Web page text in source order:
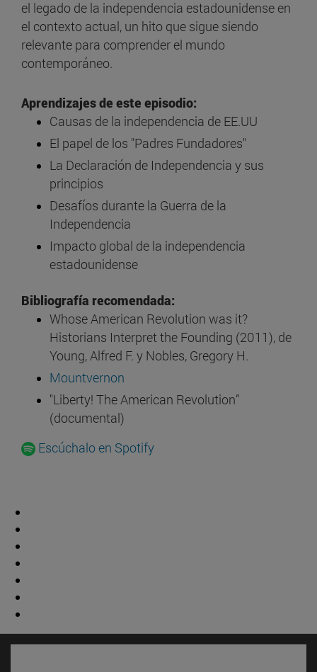
el legado de la independencia estadounidense en
el contexto actual, un hito que sigue siendo
relevante para comprender el mundo
contemporáneo.
Aprendizajes de este episodio:
Causas de la independencia de EE.UU
El papel de los "Padres Fundadores"
La Declaración de Independencia y sus
principios
Desafíos durante la Guerra de la
Independencia
Impacto global de la independencia
estadounidense
Bibliografía recomendada:
Whose American Revolution was it?
Historians Interpret the Founding (2011), de
Young, Alfred F. y Nobles, Gregory H.
Mountvernon
"Liberty! The American Revolution”
(documental)
Escúchalo en Spotify